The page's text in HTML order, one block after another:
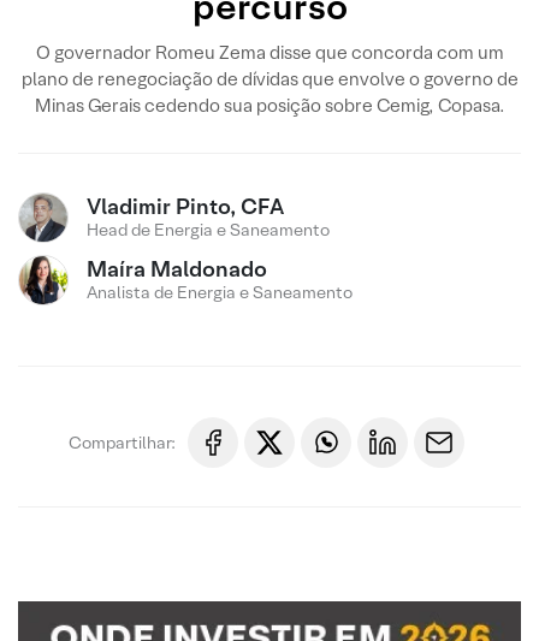
O governador Romeu Zema disse que concorda com um
plano de renegociação de dívidas que envolve o governo de
Minas Gerais cedendo sua posição sobre Cemig, Copasa.
Vladimir Pinto, CFA
Head de Energia e Saneamento
Maíra Maldonado
Analista de Energia e Saneamento
Compartilhar: